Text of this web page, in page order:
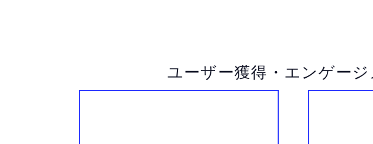
ユーザー獲得・エンゲー